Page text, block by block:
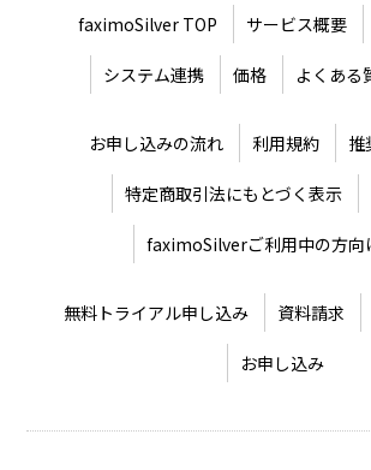
faximoSilver TOP サービス概要
システム連携 価格 よくある
お申し込みの流れ 利用規約 推
特定商取引法にもとづく表示
faximoSilverご利用中の方向
無料トライアル申し込み 資料請求
お申し込み